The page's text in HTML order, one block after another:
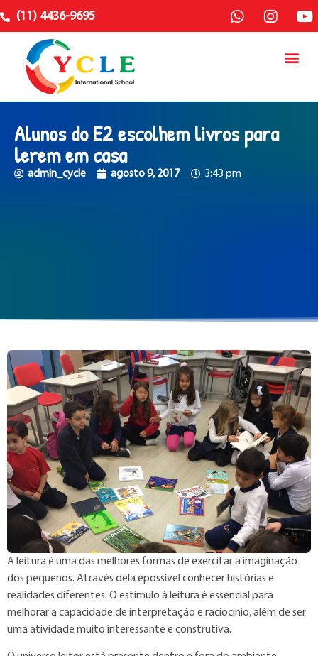
(11) 4436-9695
Alunos do E2 escolhem livros para
lerem em casa
admin_cycle agosto 9, 2017 3:43 pm
A leitura é uma das melhores formas de exercitar a imaginação
dos pequenos. Através dela épossível conhecer histórias e
realidades diferentes. O estimulo à leitura é essencial para
melhorar a capacidade de interpretação e raciocínio, além de ser
uma atividade muito interessante e construtiva.